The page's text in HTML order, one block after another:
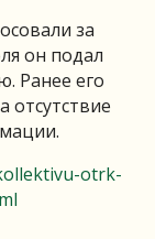
за
он подал
Ранее его
отсутствие
otrk-